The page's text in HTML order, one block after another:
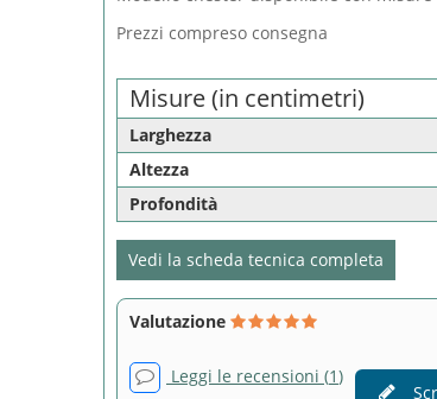
Prezzi compreso consegna
Misure (in centimetri)
Larghezza
Altezza
Profondità
Vedi la scheda tecnica completa
Valutazione
Leggi le recensioni (1)